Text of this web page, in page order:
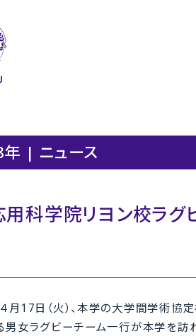
| ニュース
科学院リヨン校ラ
月17日（火）、本学の大学間学術
男女ラグビーチーム一行が本学を訪